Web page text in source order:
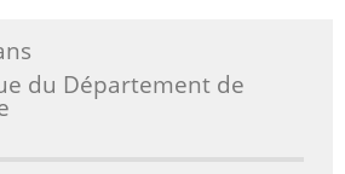
du Département de